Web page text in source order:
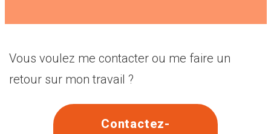
Vous voulez me contacter ou me faire un
retour sur mon travail ?
Contactez-